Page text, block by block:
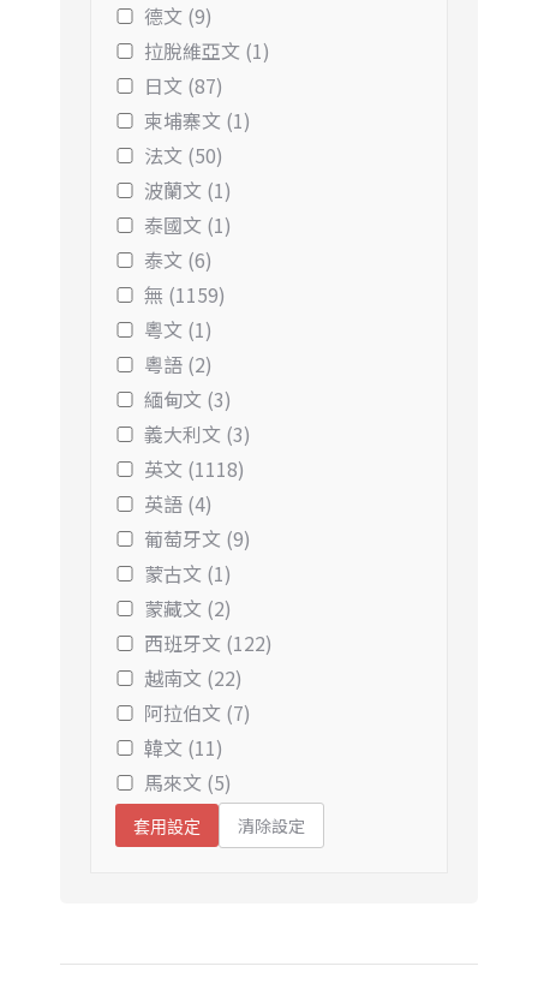
德文 (9)
拉脫維亞文 (1)
日文 (87)
柬埔寨文 (1)
法文 (50)
波蘭文 (1)
泰國文 (1)
泰文 (6)
無 (1159)
粵文 (1)
粵語 (2)
緬甸文 (3)
義大利文 (3)
英文 (1118)
英語 (4)
葡萄牙文 (9)
蒙古文 (1)
蒙藏文 (2)
西班牙文 (122)
越南文 (22)
阿拉伯文 (7)
韓文 (11)
馬來文 (5)
套用設定 清除設定